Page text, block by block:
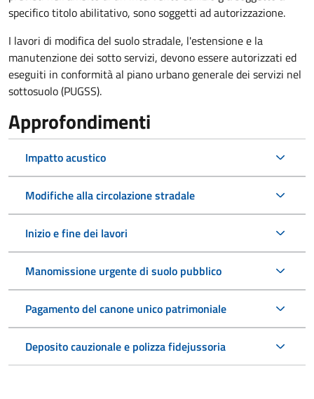
specifico titolo abilitativo, sono soggetti adautorizzazione.
I lavori di modifica del suolo stradale, l'estensione e la
manutenzione dei sotto servizi, devono essere autorizzati ed
eseguiti in conformità al piano urbano generale dei servizi nel
sottosuolo (PUGSS).
Approfondimenti
Impatto acustico
Modifiche alla circolazione stradale
Inizio e fine dei lavori
Manomissione urgente di suolo pubblico
Pagamento del canone unico patrimoniale
Deposito cauzionale e polizza fidejussoria